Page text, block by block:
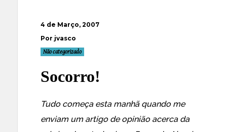
4 de Março, 2007
Por jvasco
Não categorizado
Socorro!
Tudo começa esta manhã quando me
enviam um artigo de opiniãoacerca da